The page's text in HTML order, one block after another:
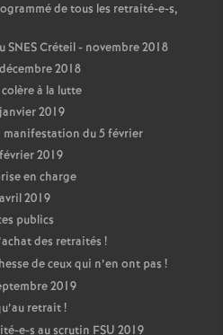
de tous les retraité-e-s,
SNESCréteil - novembre 2018
2018
à la lutte
2019
du 5 février
2019
en charge
2019
publics
des retraités !
de ceux qui n’en ont pas !
2019
retrait!
e-s au scrutin FSU 2019